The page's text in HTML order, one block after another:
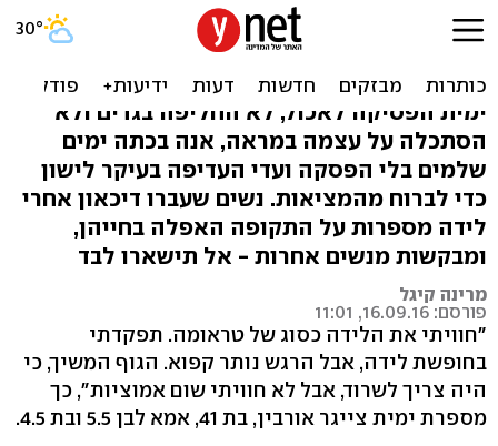
"שנאתי את עצמי אחרי
ימית הפסיקה לאכול, לא החליפה בגדים ולא
הסתכלה על עצמה במראה, אנה בכתה ימים
שלמים בלי הפסקה ועדי העדיפה בעיקר לישון
כדי לברוח מהמציאות. נשים שעברו דיכאון אחרי
לידה מספרות על התקופה האפלה בחייהן,
ומבקשות מנשים אחרות - אל תישארו לבד
מרינה קיגל
פורסם: 16.09.16, 11:01
"חוויתי את הלידה כסוג של טראומה. תפקדתי
בחופשת לידה, אבל הרגש נותר קפוא. הגוף המשיך, כי
היה צריך לשרוד, אבל לא חוויתי שום אמוציות", כך
מספרת ימית צייגר אורבין, בת 41, אמא לבן 5.5 ובת 4.5.